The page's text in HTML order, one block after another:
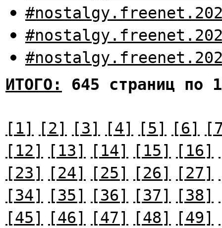
ИТОГО:
645 страниц по
[1] [2] [3] [4] [5] [6]
[12]
[13] [14] [15] [16]
[23]
[24] [25] [26] [27]
[34]
[35] [36] [37] [38]
[45]
[46] [47] [48] [49]